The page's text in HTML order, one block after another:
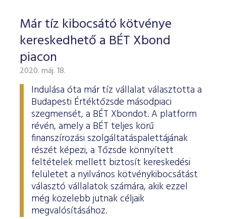
Már tíz kibocsátó kötvénye
kereskedhető a BÉT Xbond
piacon
2020. máj. 18.
Indulása óta már tíz vállalat választotta a
Budapesti Értéktőzsde másodpiaci
szegmensét, a BÉT Xbondot. A platform
révén, amely a BÉT teljes körű
finanszírozási szolgáltatáspalettájának
részét képezi, a Tőzsde könnyített
feltételek mellett biztosít kereskedési
felületet a nyilvános kötvénykibocsátást
választó vállalatok számára, akik ezzel
még közelebb jutnak céljaik
megvalósításához.